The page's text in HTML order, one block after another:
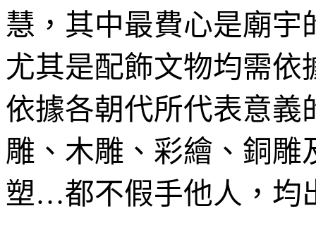
慧，其中最費心是廟宇
尤其是配飾文物均需依
依據各朝代所代表意義
雕、木雕、彩繪、銅
塑…都不假手他人，均